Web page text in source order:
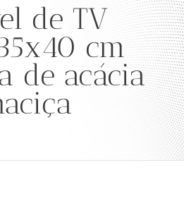
de TV
cm
de acácia